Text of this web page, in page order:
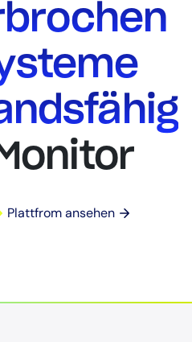
Plattfrom ansehen